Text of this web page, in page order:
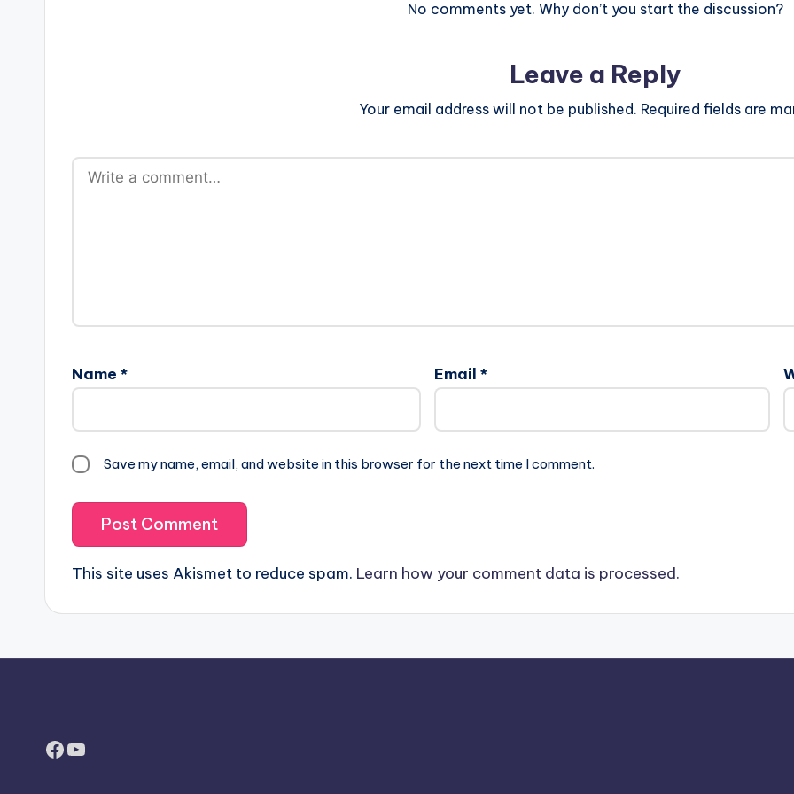
No comments yet. Why don’t you start the discussion?
Leave a Reply
Your email address will not be published. Required fields are
Name * Email *
Save my name, email, and website in this browser for the next time I comment.
This site uses Akismet to reduce spam. Learn how your comment data is processed.
Facebook
YouTube